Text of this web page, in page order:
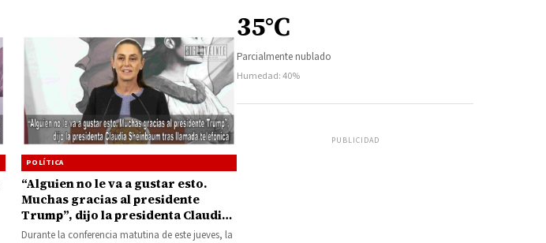
POLÍTICA
“Alguien no le va a gustar esto.
Muchas gracias al presidente
Trump”, dijo la presidenta Claudia
Sheinbaum tras llamada telefónica
Durante la conferencia matutina de este jueves, la
35°C
Parcialmente nublado
Humedad: 40%
PUBLICIDAD